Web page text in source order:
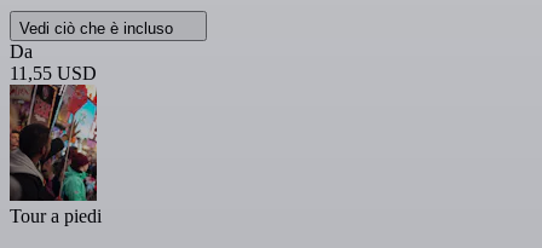
Vedi ciò che è incluso
Da
11,55 USD
Tour a piedi